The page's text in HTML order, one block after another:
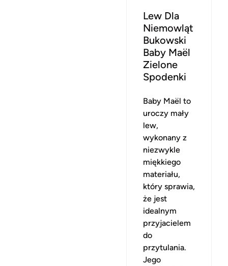
Lew Dla
Niemowląt
Bukowski
Baby Maël
Zielone
Spodenki
Baby Maël to
uroczy mały
lew,
wykonany z
niezwykle
miękkiego
materiału,
który sprawia,
że jest
idealnym
przyjacielem
do
przytulania.
Jego